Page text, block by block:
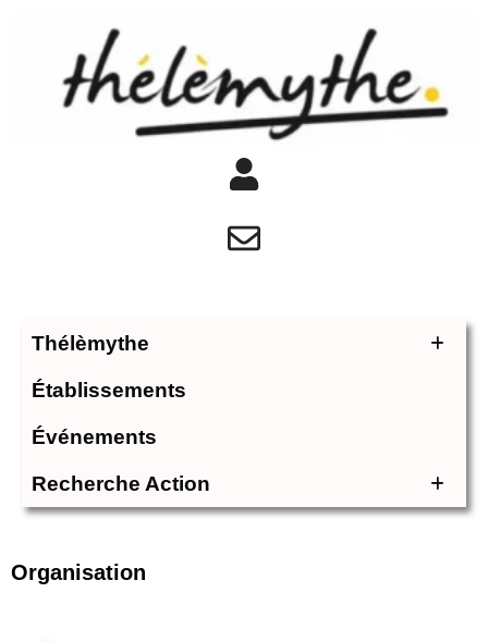
Thélèmythe
Établissements
Événements
Recherche Action
Organisation